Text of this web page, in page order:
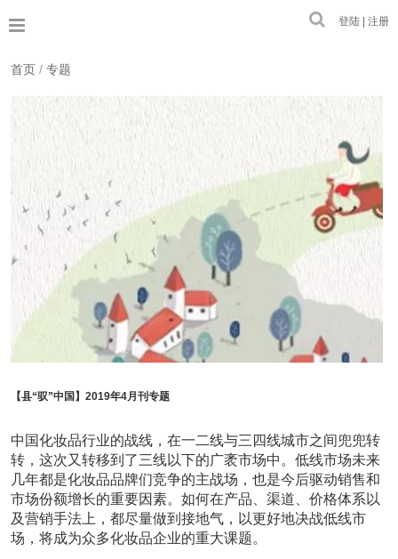
登陆 | 注册
首页 / 专题
【县“驭”中国】2019年4月刊专题
中国化妆品行业的战线，在一二线与三四线城市之间兜兜转
转，这次又转移到了三线以下的广袤市场中。低线市场未来
几年都是化妆品品牌们竞争的主战场，也是今后驱动销售和
市场份额增长的重要因素。如何在产品、渠道、价格体系以
及营销手法上，都尽量做到接地气，以更好地决战低线市
场，将成为众多化妆品企业的重大课题。